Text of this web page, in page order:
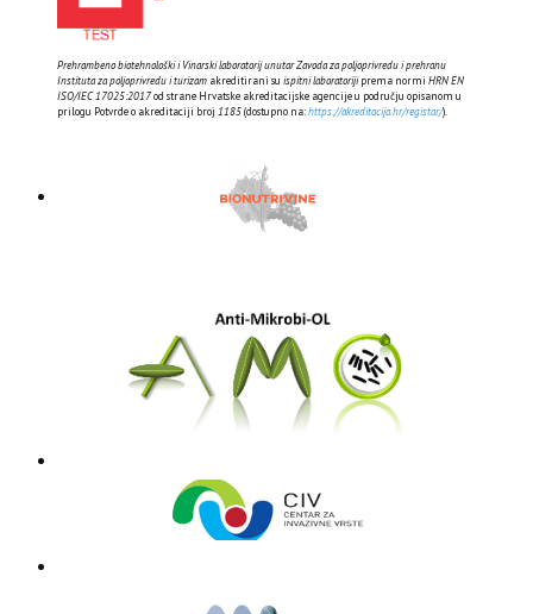
Prehrambeno biotehnološki i Vinarski laboratorij unutar Zavoda za poljoprivredu i prehranu
Instituta za poljoprivredu i turizam akreditirani su ispitni laboratorijiprema normi HRN EN
ISO/IEC 17025:2017od strane Hrvatske akreditacijske agencije u području opisanom u
prilogu Potvrde o akreditaciji broj 1185(dostupno na:https://akreditacija.hr/registar/).